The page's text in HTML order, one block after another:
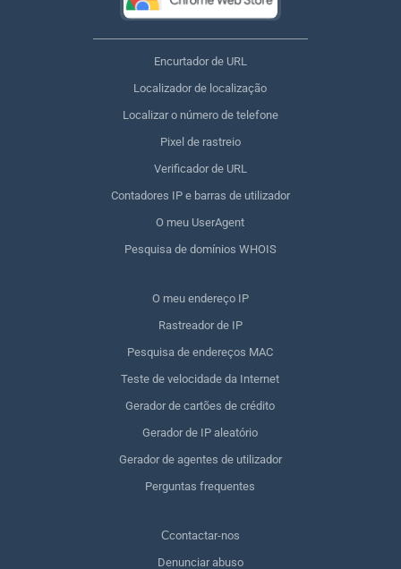
Encurtador de URL
Localizador de localização
Localizar o número de telefone
Pixel de rastreio
Verificador de URL
Contadores IP e barras de utilizador
O meu UserAgent
Pesquisa de domínios WHOIS
O meu endereço IP
Rastreador de IP
Pesquisa de endereços MAC
Teste de velocidade da Internet
Gerador de cartões de crédito
Gerador de IP aleatório
Gerador de agentes de utilizador
Perguntas frequentes
Сcontactar-nos
Denunciar abuso